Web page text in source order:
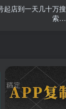
起店到一天几十万搜
索…